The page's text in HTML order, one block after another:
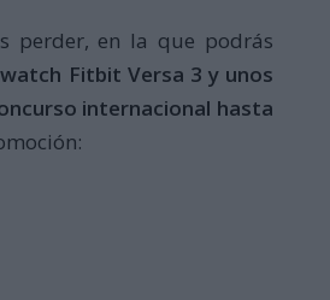
perder, en la que podrás
Fitbit Versa 3 y unos
internacional hasta